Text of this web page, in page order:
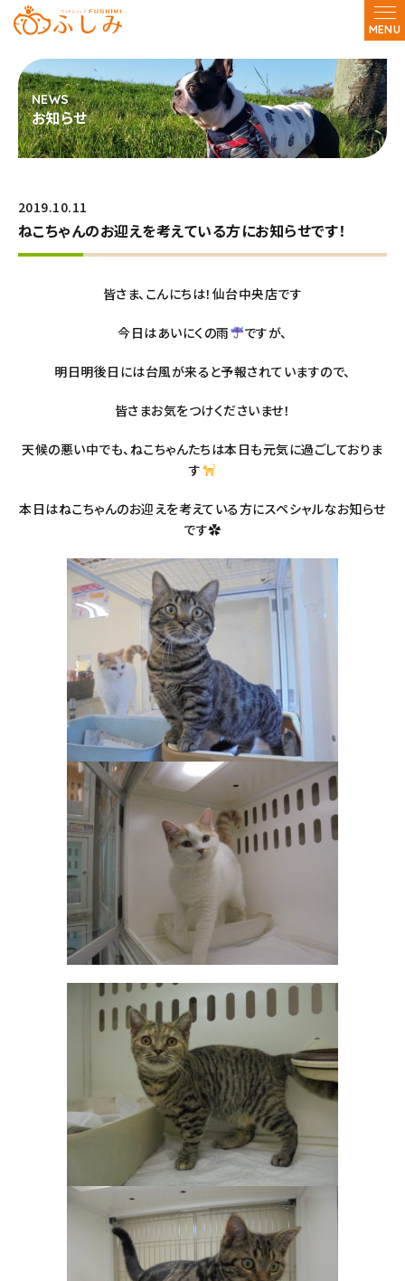
MENU
お知らせ
2019.10.11
ねこちゃんのお迎えを考えている方にお知らせです！
皆さま、こんにちは！仙台中央店です
今日はあいにくの雨 ですが、
明日明後日には台風が来ると予報されていますので、
皆さまお気をつけくださいませ！
天候の悪い中でも、ねこちゃんたちは本日も元気に過ごしておりま
す
本日はねこちゃんのお迎えを考えている方にスペシャルなお知らせ
です✿